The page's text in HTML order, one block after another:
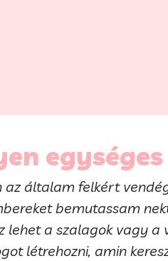
általam felkért
bemutassam
lehet a szalagok vagy
létrehozni, amin